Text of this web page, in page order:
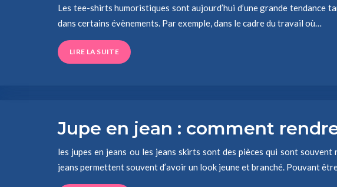
Les tee-shirts humoristiques sont aujourd’hui d’une grande tendance
dans certains évènements. Par exemple, dans le cadre du travail où…
LIRE LA SUITE
Jupe en jean : comment
les jupes en jeans ou les jeans skirts sont des pièces qui sont
jeans permettent souvent d’avoir un look jeune et branché. Pouvant